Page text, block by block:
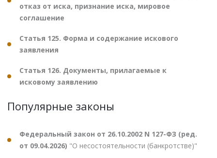
отказ от иска, признание иска, мировое
соглашение
Статья 125. Форма и содержание искового
заявления
Статья 126. Документы, прилагаемые к
исковому заявлению
Популярные законы
Федеральный закон от 26.10.2002 N 127-ФЗ (ред.
от 09.04.2026) "О несостоятельности (банкротстве)"